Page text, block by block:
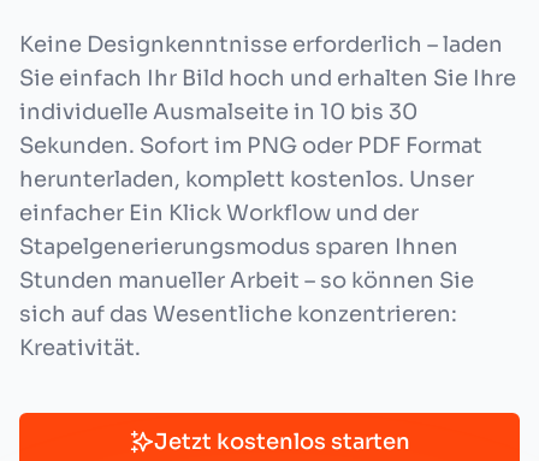
Keine Designkenntnisse erforderlich – laden
Sie einfach Ihr Bild hoch und erhalten Sie Ihre
individuelle Ausmalseite in 10 bis 30
Sekunden. Sofort im PNG oder PDF Format
herunterladen, komplett kostenlos. Unser
einfacher Ein Klick Workflow und der
Stapelgenerierungsmodus sparen Ihnen
Stunden manueller Arbeit – so können Sie
sich auf das Wesentliche konzentrieren:
Kreativität.
Jetzt kostenlos starten